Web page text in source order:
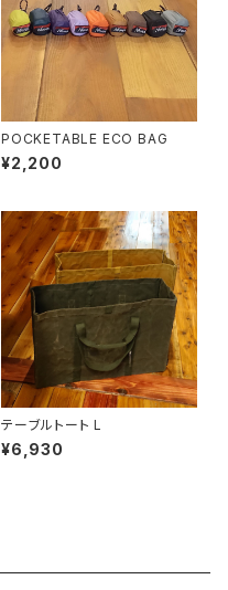
POCKETABLE ECO BAG
¥2,200
テーブルトート L
¥6,930